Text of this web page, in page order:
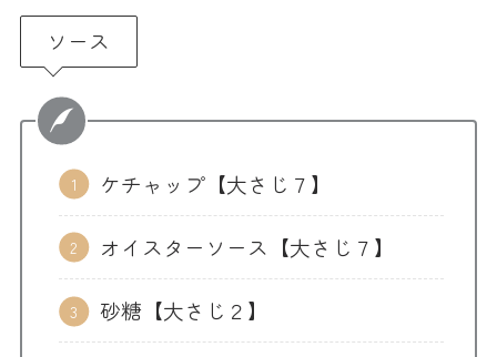
ソース
ケチャップ【大さじ７】
オイスターソース【大さじ７】
砂糖【大さじ２】